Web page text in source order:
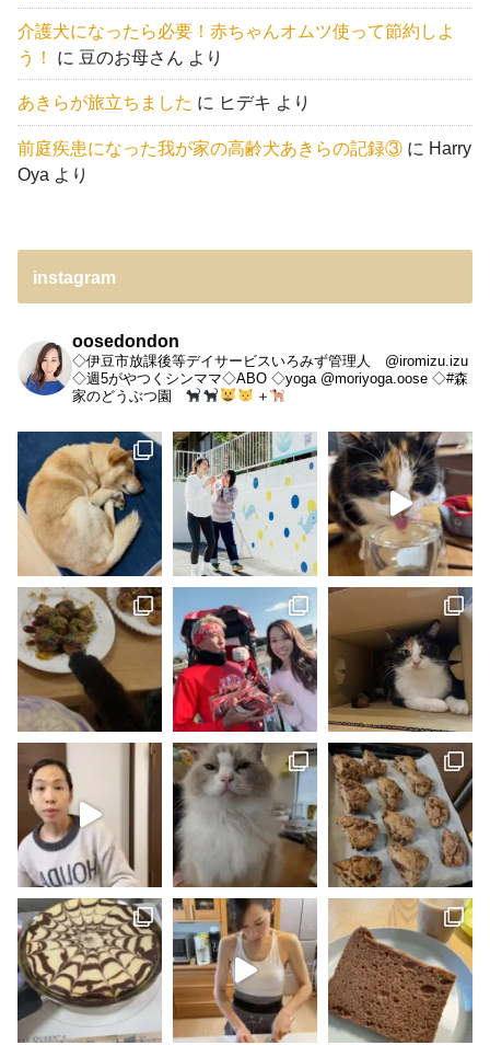
介護犬になったら必要！赤ちゃんオムツ使って節約しよ
う！
に 豆のお母さん より
あきらが旅立ちました に ヒデキ より
前庭疾患になった我が家の高齢犬あきらの記録③ に Harry
Oya より
instagram
oosedondon
◇伊豆市放課後等デイサービスいろみず管理人 @iromizu.izu
◇週5がやつくシンママ◇ABO ◇yoga @moriyoga.oose ◇#森
家のどうぶつ園
＋